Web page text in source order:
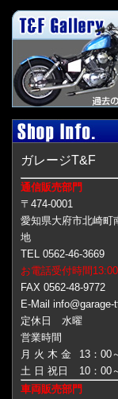
ガレージT&F
通信販売部門
〒474-0001
愛知県大府市北崎町
地
TEL 0562-46-3669
お電話受付時間
FAX 0562-48-9772
E-Mail info@garage-
定休日 水曜
営業時間
月 火 木 金
13：00
土 日 祝日
10：00
車両販売部門